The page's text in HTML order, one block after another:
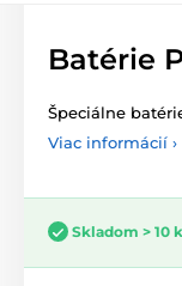
Batérie
Špeciálne
Viac informácií ›
Skladom > 10